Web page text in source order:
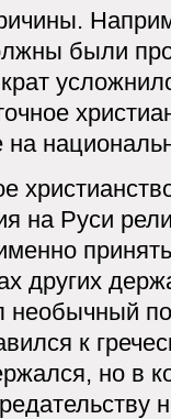
были
на
на Руси
других
необычный
к
но в